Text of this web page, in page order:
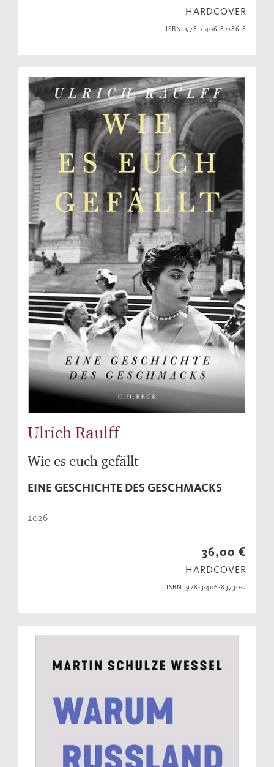
HARDCOVER
ISBN: 978-3-406-82186-8
Ulrich Raulff
Wie es euch gefällt
EINE GESCHICHTE DES GESCHMACKS
2026
36,00 €
HARDCOVER
ISBN: 978-3-406-83730-2